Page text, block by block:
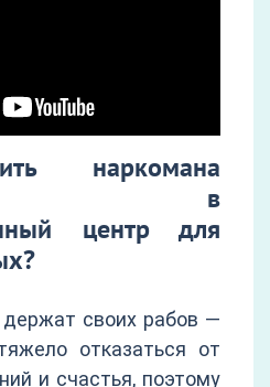
наркомана
в
центр для
держат своих рабов —
отказаться от
и счастья, поэтому